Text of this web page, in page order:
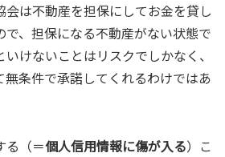
会は不動産を担保にしてお金を貸し
で、担保になる不動産がない状態で
けないことはリスクでしかなく、
条件で承諾してくれるわけではあ
る（＝個人信用情報に傷が入る）こ